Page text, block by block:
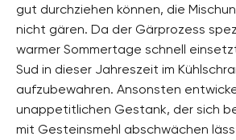
gut durchziehen können, die
nicht gären. Da der Gärprozess
warmer Sommertage schnell
Sud in dieser Jahreszeit im
aufzubewahren. Ansonsten
unappetitlichen Gestank, der sich
mit Gesteinsmehl abschwächen